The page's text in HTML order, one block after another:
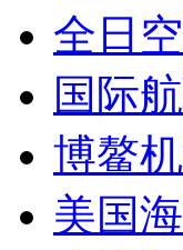
全日
国际
博鳌
美国